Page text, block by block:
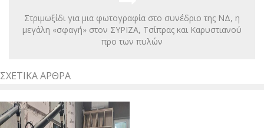
Στριμωξίδι για μια φωτογραφία στο συνέδριο της ΝΔ, η
μεγάλη «σφαγή» στον ΣΥΡΙΖΑ, Τσίπρας και Καρυστιανού
προ των πυλών
ΣΧΕΤΙΚΆ ΆΡΘΡΑ